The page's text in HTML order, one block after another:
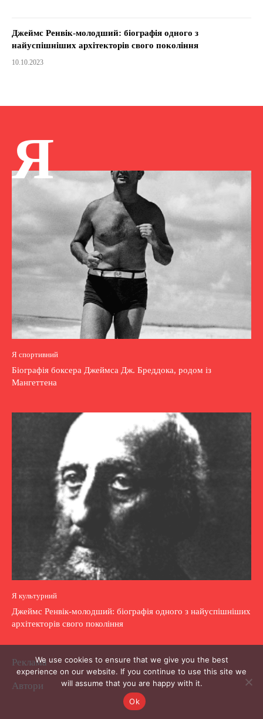
Джеймс Ренвік-молодший: біографія одного з
найуспішніших архітекторів свого покоління
10.10.2023
Я
Я спортивний
Біографія боксера Джеймса Дж. Бреддока, родом із
Мангеттена
Я культурний
Джеймс Ренвік-молодший: біографія одного з найуспішніших
архітекторів свого покоління
Реклама
Автори
We use cookies to ensure that we give you the best
experience on our website. If you continue to use this site we
will assume that you are happy with it.
Ok